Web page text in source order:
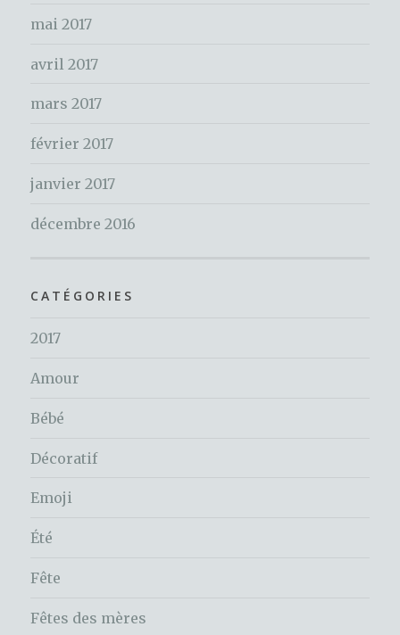
mai 2017
avril 2017
mars 2017
février 2017
janvier 2017
décembre 2016
CATÉGORIES
2017
Amour
Bébé
Décoratif
Emoji
Été
Fête
Fêtes des mères